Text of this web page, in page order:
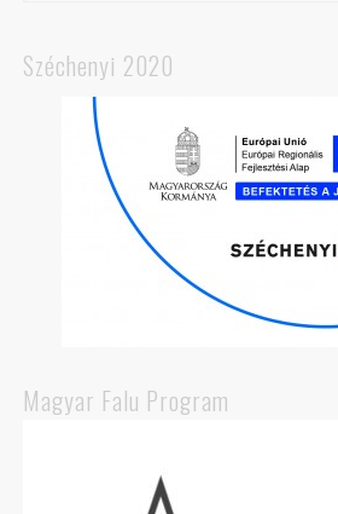
Széchenyi 2020
Magyar Falu Program